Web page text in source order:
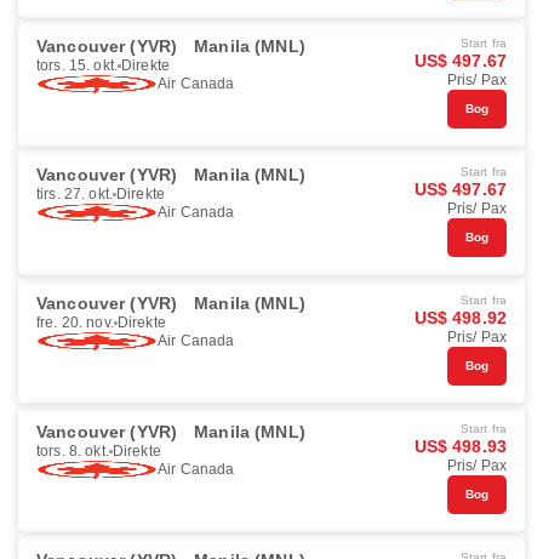
Vancouver (YVR) Manila (MNL)
tors. 15. okt. Direkte
Air Canada
Start fra
US$ 497.67
Pris/ Pax
Bog
Vancouver (YVR) Manila (MNL)
tirs. 27. okt. Direkte
Air Canada
Start fra
US$ 497.67
Pris/ Pax
Bog
Vancouver (YVR) Manila (MNL)
fre. 20. nov. Direkte
Air Canada
Start fra
US$ 498.92
Pris/ Pax
Bog
Vancouver (YVR) Manila (MNL)
tors. 8. okt. Direkte
Air Canada
Start fra
US$ 498.93
Pris/ Pax
Bog